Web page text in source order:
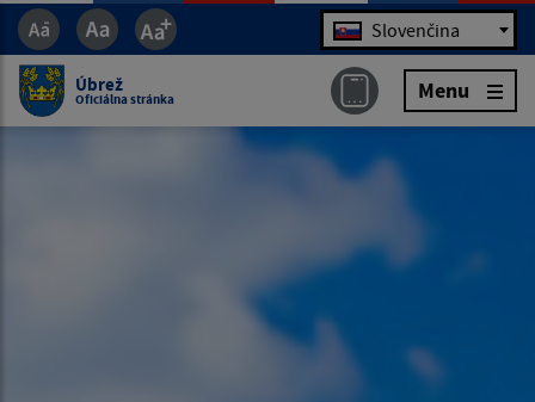
Jazyk Slovenčina
Úbrež
Oficiálna stránka Menu